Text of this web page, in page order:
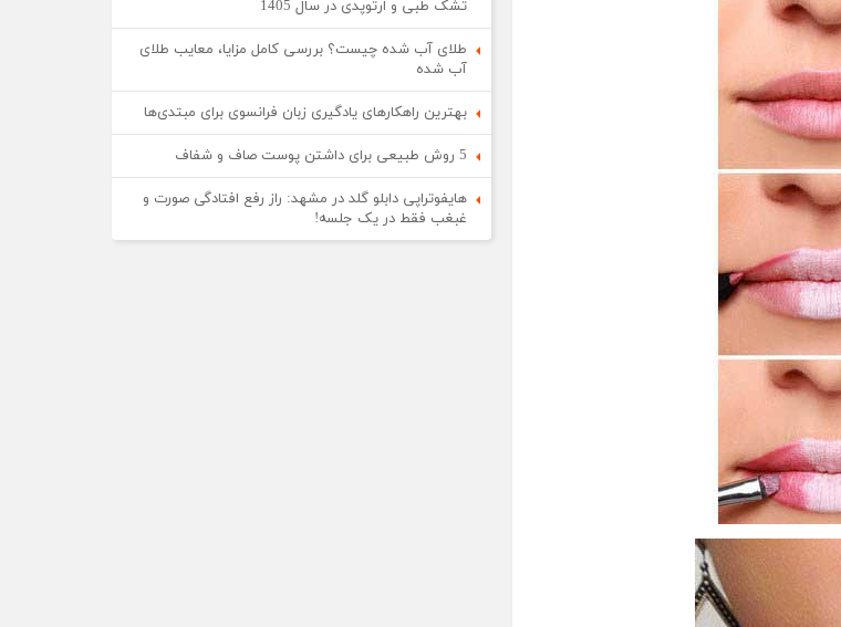
تشک طبی و ارتوپدی در سال 1405
طلای آب شده چیست؟ بررسی کامل مزایا، معایب طلای
آب شده
بهترین راهکارهای یادگیری زبان فرانسوی برای مبتدی‌ها
5 روش طبیعی برای داشتن پوست صاف و شفاف
هایفوتراپی دابلو گلد در مشهد: راز رفع افتادگی صورت و
غبغب فقط در یک جلسه!